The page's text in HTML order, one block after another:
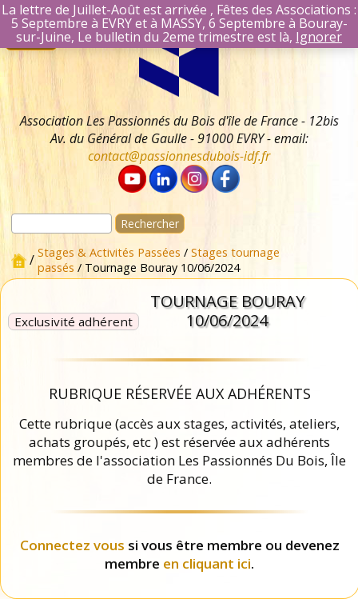
La lettre de Juillet-Août est arrivée , Fêtes des Associations :
5 Septembre à EVRY et à MASSY, 6 Septembre à Bouray-
sur-Juine, Le bulletin du 2eme trimestre est là, Ignorer
Association Les Passionnés du Bois d'île de France - 12bis
Av. du Général de Gaulle - 91000 EVRY - email:
contact@passionnesdubois-idf.fr
Menu
Aller
au
contenu
Se connecter
Rechercher :
/Stages & Activités Passées /Stages tournage
passés / Tournage Bouray 10/06/2024
Exclusivité adhérent
TOURNAGE BOURAY
10/06/2024
RUBRIQUE RÉSERVÉE AUX ADHÉRENTS
Cette rubrique (accès aux stages, activités, ateliers,
achats groupés, etc ) est réservée aux adhérents
membres de l'association Les Passionnés Du Bois, Île
de France.
Connectez vous si vous être membre ou devenez
membre en cliquant ici.